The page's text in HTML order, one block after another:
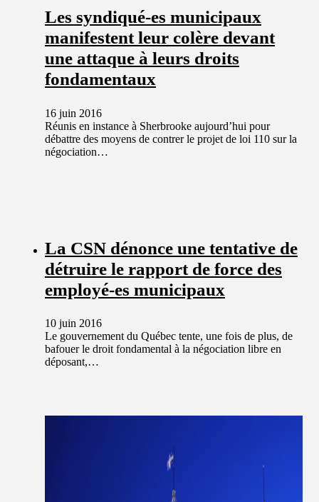
Les syndiqué-es municipaux
manifestent leur colère devant
une attaque à leurs droits
fondamentaux
16 juin 2016
Réunis en instance à Sherbrooke aujourd’hui pour
débattre des moyens de contrer le projet de loi 110 sur la
négociation…
La CSN dénonce une tentative de
détruire le rapport de force des
employé-es municipaux
10 juin 2016
Le gouvernement du Québec tente, une fois de plus, de
bafouer le droit fondamental à la négociation libre en
déposant,…